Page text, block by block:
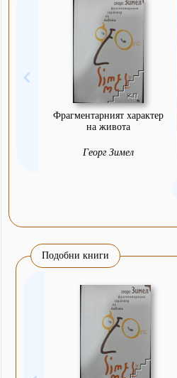
Фрагментарният характер
на живота
Георг Зимел
Подобни книги